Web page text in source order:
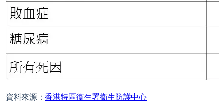
資料來源： 香港特區衞生署衞生防護中心